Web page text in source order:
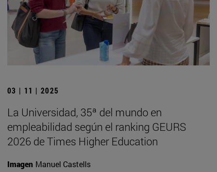
03 | 11 | 2025
La Universidad, 35ª del mundo en
empleabilidad según el ranking GEURS
2026 de Times Higher Education
Imagen Manuel Castells